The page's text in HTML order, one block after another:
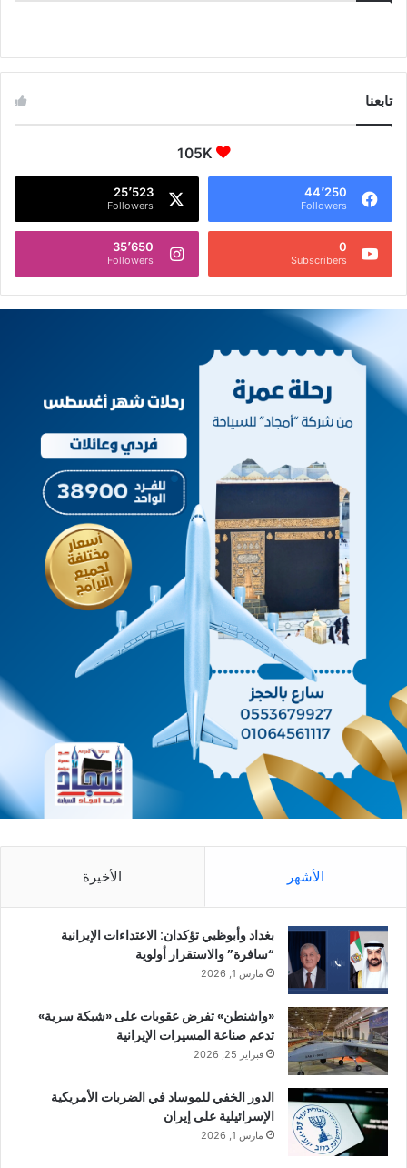
تابعنا
105K
44٬250
Followers
25٬523
Followers
0
Subscribers
35٬650
Followers
الأشهر الأخيرة
بغداد وأبوظبي تؤكدان: الاعتداءات الإيرانية
“سافرة” والاستقرار أولوية
مارس 1, 2026
«واشنطن» تفرض عقوبات على «شبكة سرية»
تدعم صناعة المسيرات الإيرانية
فبراير 25, 2026
الدور الخفي للموساد في الضربات الأمريكية
الإسرائيلية على إيران
مارس 1, 2026